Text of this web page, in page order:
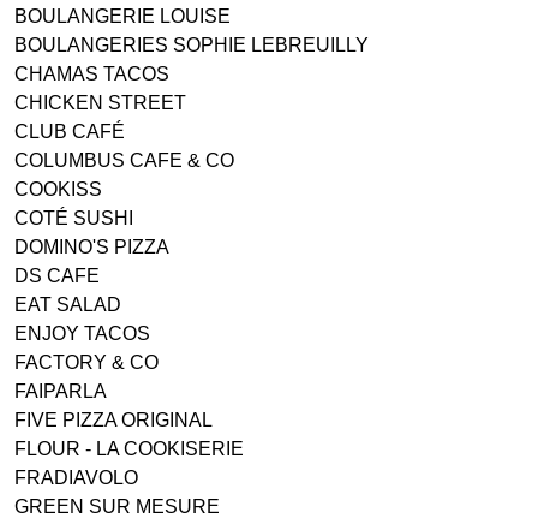
BOULANGERIE LOUISE
BOULANGERIES SOPHIE LEBREUILLY
CHAMAS TACOS
CHICKEN STREET
CLUB CAFÉ
COLUMBUS CAFE & CO
COOKISS
COTÉ SUSHI
DOMINO'S PIZZA
DS CAFE
EAT SALAD
ENJOY TACOS
FACTORY & CO
FAIPARLA
FIVE PIZZA ORIGINAL
FLOUR - LA COOKISERIE
FRADIAVOLO
GREEN SUR MESURE